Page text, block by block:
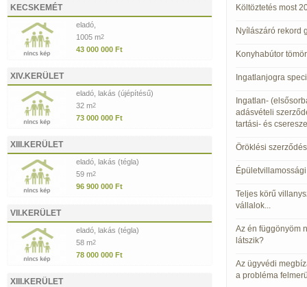
KECSKEMÉT
eladó,
1005 m2
43 000 000 Ft
XIV.KERÜLET
eladó, lakás (újépítésű)
32 m2
73 000 000 Ft
XIII.KERÜLET
eladó, lakás (tégla)
59 m2
96 900 000 Ft
VII.KERÜLET
eladó, lakás (tégla)
58 m2
78 000 000 Ft
XIII.KERÜLET
Költöztetés most
Nyílászáró rekord
Konyhabútor
Ingatlanjogra
Ingatlan-
adásvételi
tartási- és
Öröklési
Teljes körű
vállalok...
Az én függönyöm
látszik?
Az ügyvédi
a probléma